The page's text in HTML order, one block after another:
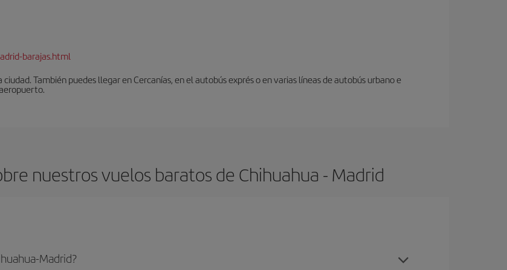
barajas.html
También puedes llegar en Cercanías, en el autobús exprés o en varias líneas de autobús urbano e
nuestros vuelos baratos de Chihuahua - Madrid
Madrid?